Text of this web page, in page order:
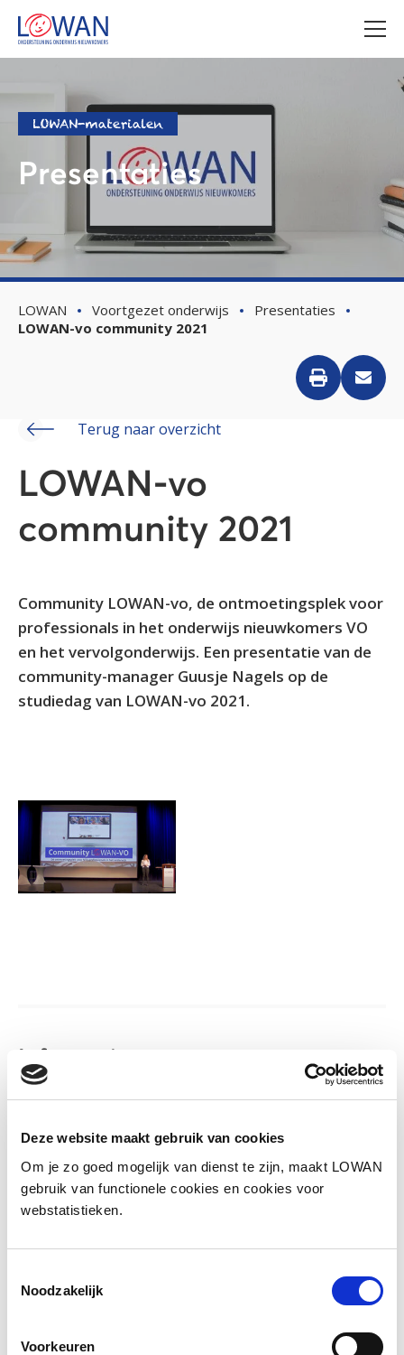
Deze website maakt gebruik van cookies
Om je zo goed mogelijk van dienst te zijn, maakt LOWAN
gebruik van functionele cookies en cookies voor
webstatistieken.
Noodzakelijk
Voorkeuren
LOWAN-materialen
Presentaties
LOWAN Voortgezet onderwijs
Presentaties
LOWAN-vo community 2021
Terug naar overzicht
LOWAN-vo
community 2021
Community LOWAN-vo, de ontmoetingsplek voor
professionals in het onderwijs nieuwkomers VO
en het vervolgonderwijs. Een presentatie van de
community-manager Guusje Nagels op de
studiedag van LOWAN-vo 2021.
Spreker: Guusje Nagels
Jaar van uitgave: 2021
Bekijk opname